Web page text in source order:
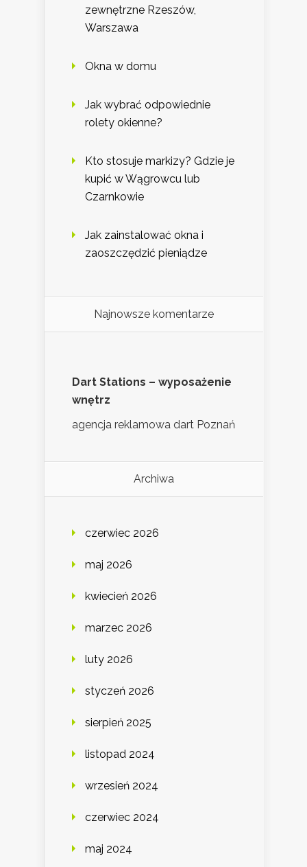
zewnętrzne Rzeszów,
Warszawa
Okna w domu
Jak wybrać odpowiednie
rolety okienne?
Kto stosuje markizy? Gdzie je
kupić w Wągrowcu lub
Czarnkowie
Jak zainstalować okna i
zaoszczędzić pieniądze
Najnowsze komentarze
Dart Stations – wyposażenie
wnętrz
agencja reklamowa dart Poznań
Archiwa
czerwiec 2026
maj 2026
kwiecień 2026
marzec 2026
luty 2026
styczeń 2026
sierpień 2025
listopad 2024
wrzesień 2024
czerwiec 2024
maj 2024